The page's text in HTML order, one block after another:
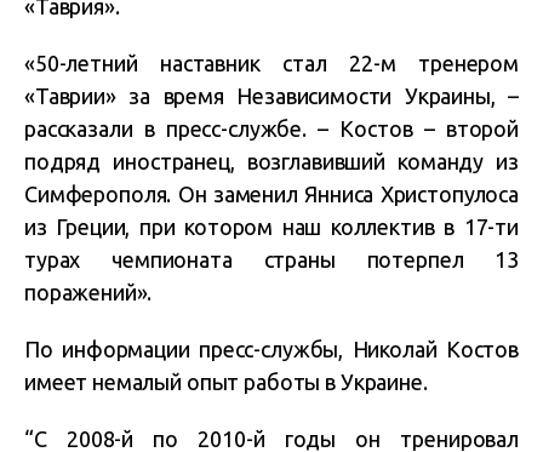
«Таврия».
«50-летний наставник стал 22-м тренером
«Таврии» за время Независимости Украины, –
рассказали в пресс-службе. – Костов – второй
подряд иностранец, возглавивший команду из
Симферополя. Он заменил Янниса Христопулоса
из Греции, при котором наш коллектив в 17-ти
турах чемпионата страны потерпел 13
поражений».
По информации пресс-службы, Николай Костов
имеет немалый опыт работы в Украине.
“С 2008-й по 2010-й годы он тренировал